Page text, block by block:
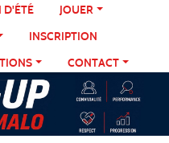
D'ÉTÉ
JOUER
INSCRIPTION
CONTACT